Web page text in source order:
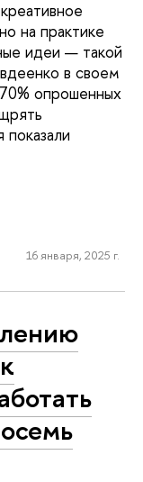
на практике
идеи — такой
в своем
опрошенных
16 января, 2025 г.